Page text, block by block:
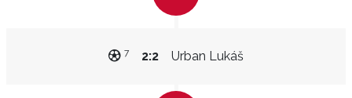
Urban Lukáš
2:2
7